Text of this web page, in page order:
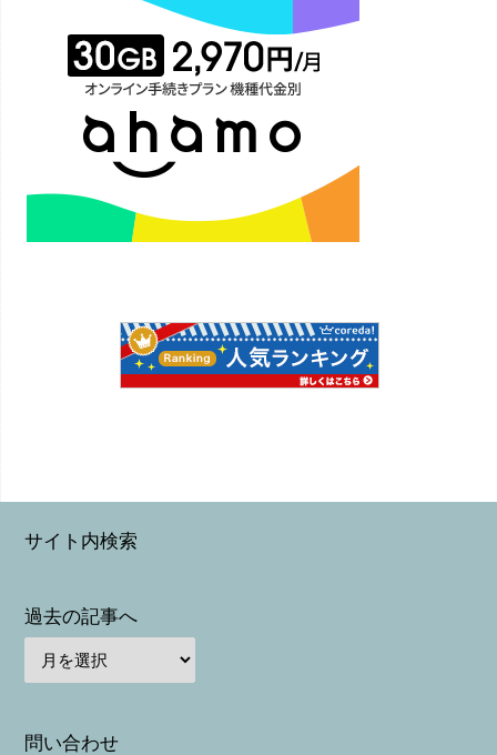
サイト内検索
過去の記事へ
問い合わせ